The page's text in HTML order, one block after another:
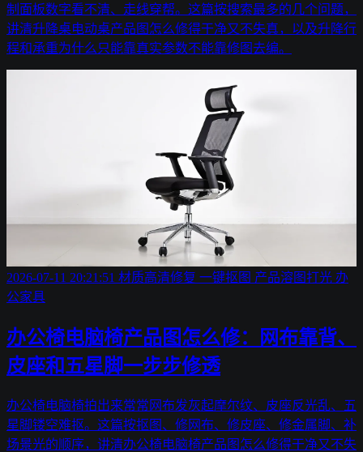
制面板数字看不清、走线穿帮。这篇按搜索最多的几个问题，
讲清升降桌电动桌产品图怎么修得干净又不失真，以及升降行
程和承重为什么只能靠真实参数不能靠修图去编。
2026-07-11 20:21:51 材质高清修复 一键抠图 产品溶图打光 办
公家具
办公椅电脑椅产品图怎么修：网布靠背、
皮座和五星脚一步步修透
办公椅电脑椅拍出来常常网布发灰起摩尔纹、皮座反光乱、五
星脚镂空难抠。这篇按抠图、修网布、修皮座、修金属脚、补
场景光的顺序，讲清办公椅电脑椅产品图怎么修得干净又不失